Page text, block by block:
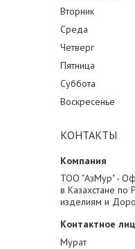
Вторник
Среда
Четверг
Пятница
Суббота
Воскресенье
КОНТАКТЫ
ТОО "АзМур" -
в Казахстане по
изделиям и
Мурат